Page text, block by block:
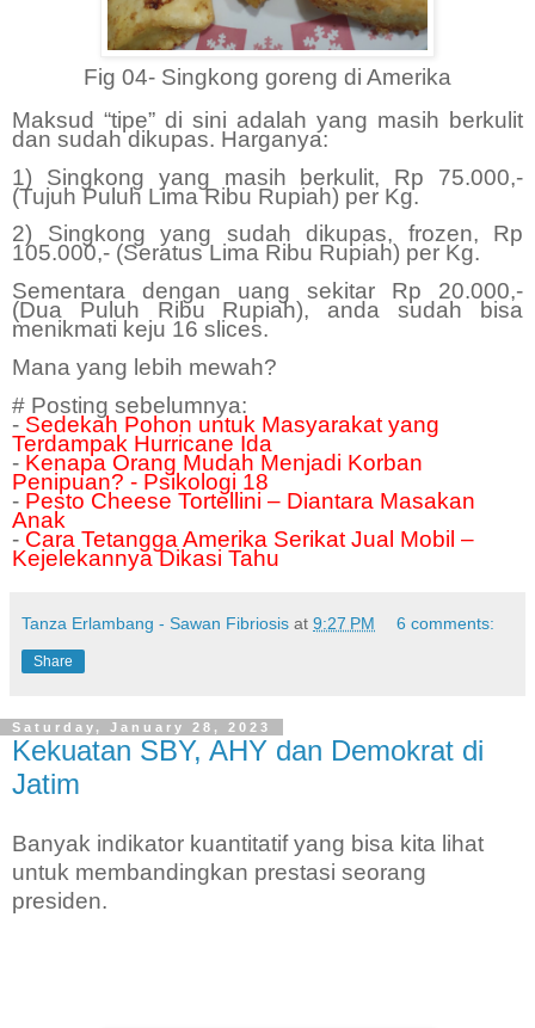
Fig 04- Singkong goreng di Amerika
Maksud “tipe” di sini adalah yang masih berkulit
dan sudah dikupas. Harganya:
1) Singkong yang masih berkulit, Rp 75.000,-
(Tujuh Puluh Lima Ribu Rupiah) per Kg.
2) Singkong yang sudah dikupas, frozen, Rp
105.000,- (Seratus Lima Ribu Rupiah) per Kg.
Sementara dengan uang sekitar Rp 20.000,-
(Dua Puluh Ribu Rupiah), anda sudah bisa
menikmati keju 16 slices.
Mana yang lebih mewah?
# Posting sebelumnya:
- Sedekah Pohon untuk Masyarakat yang
Terdampak Hurricane Ida
- Kenapa Orang Mudah Menjadi Korban
Penipuan? - Psikologi 18
- Pesto Cheese Tortellini – Diantara Masakan
Anak
- Cara Tetangga Amerika Serikat Jual Mobil –
Kejelekannya Dikasi Tahu
Tanza Erlambang - Sawan Fibriosis at 9:27 PM 6 comments:
Share
Saturday, January 28, 2023
Kekuatan SBY, AHY dan Demokrat di
Jatim
Banyak indikator kuantitatif yang bisa kita lihat
untuk membandingkan prestasi seorang
presiden.